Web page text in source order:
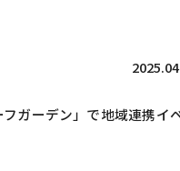
ガーデン」で地域連携イ